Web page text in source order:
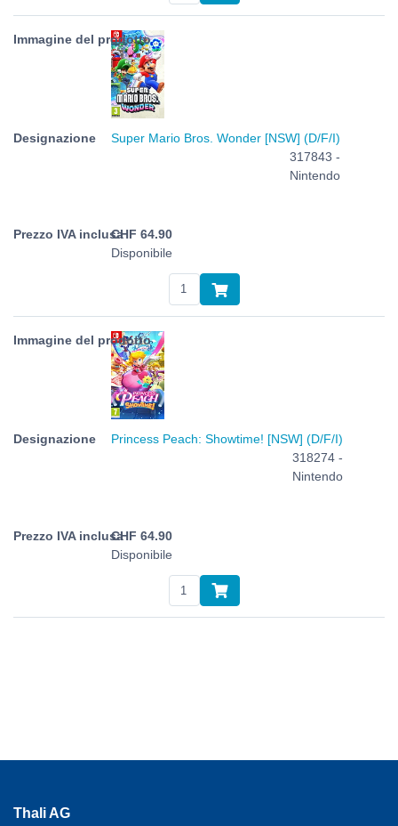
Super Mario Bros. Wonder [NSW] (D/F/I)
317843 -
Nintendo
CHF 64.90
Disponibile
Princess Peach: Showtime! [NSW] (D/F/I)
318274 -
Nintendo
CHF 64.90
Disponibile
Thali AG